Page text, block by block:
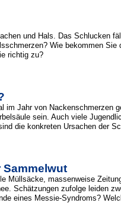
und Hals. Das Schlucken
Wie bekommen
richtig zu?
im Jahr von Nackenschmerzen
sein. Auch viele
die konkreten Ursachen der
Sammelwut
Müllsäcke, massenweise
Schätzungen zufolge leiden
eines Messie-Syndroms?